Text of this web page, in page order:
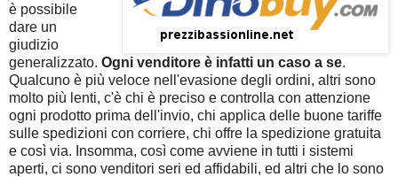
è possibile
dare un
giudizio
generalizzato. Ogni venditore è infatti un caso a se.
Qualcuno è più veloce nell'evasione degli ordini, altri sono
molto più lenti, c'è chi è preciso e controlla con attenzione
ogni prodotto prima dell'invio, chi applica delle buone tariffe
sulle spedizioni con corriere, chi offre la spedizione gratuita
e così via. Insomma, così come avviene in tutti i sistemi
aperti, ci sono venditori seri ed affidabili, ed altri che lo sono